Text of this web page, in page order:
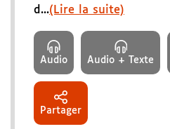
d...(Lire la suite)
Audio Audio + Texte
Partager